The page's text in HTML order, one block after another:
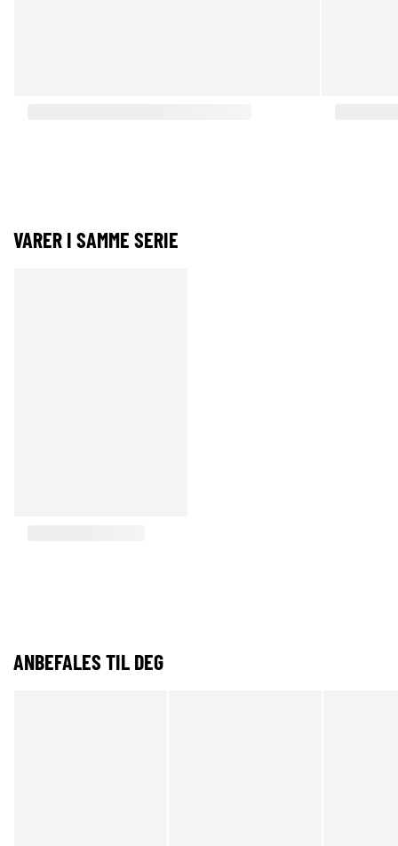
VARER I SAMME SERIE
ANBEFALES TIL DEG